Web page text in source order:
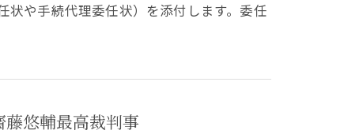
状や手続代理委任状）を添付します。委任
悠輔最高裁判事